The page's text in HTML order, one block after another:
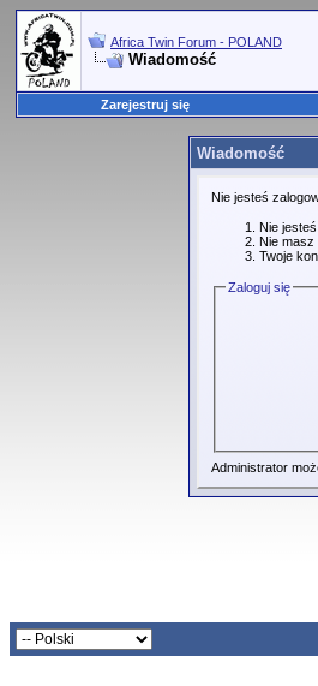
Africa Twin Forum - POLAND
Wiadomość
Zarejestruj się
Wiadomość
Nie jesteś
Nie
Nie
Twoje
Zaloguj się
Administrator